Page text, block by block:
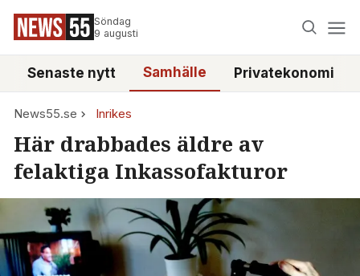
Söndag
9 augusti
Senaste nytt Samhälle Privatekonomi
News55.se Inrikes
Här drabbades äldre av
felaktiga Inkassofakturor